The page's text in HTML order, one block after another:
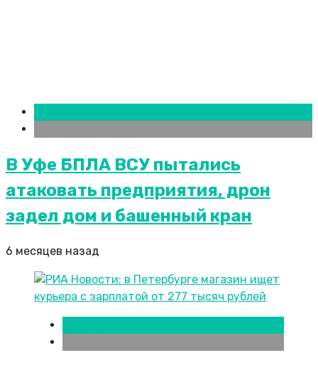
В Уфе БПЛА ВСУ пытались
атаковать предприятия, дрон
задел дом и башенный кран
6 месяцев назад